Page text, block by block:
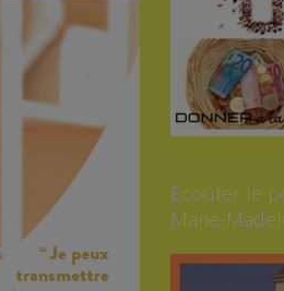
Ecouter le
Marie-